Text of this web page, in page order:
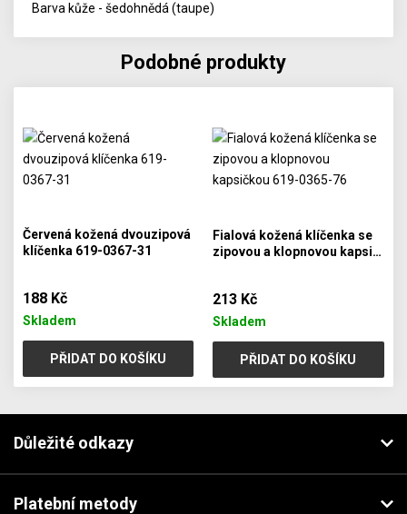
Barva kůže - šedohnědá (taupe)
Podobné produkty
Červená kožená dvouzipová
klíčenka 619-0367-31
188 Kč
Skladem
PŘIDAT DO KOŠÍKU
Fialová kožená klíčenka se
zipovou a klopnovou kapsi…
213 Kč
Skladem
PŘIDAT DO KOŠÍKU
Důležité odkazy
Platební metody